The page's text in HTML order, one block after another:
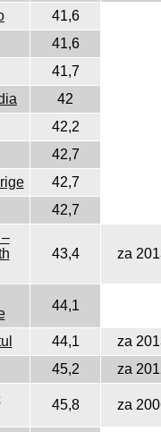
41,6
41,6
41,7
42
42,2
42,7
42,7
42,7
43,4 za
44,1
44,1
za
45,2 za
45,8 za